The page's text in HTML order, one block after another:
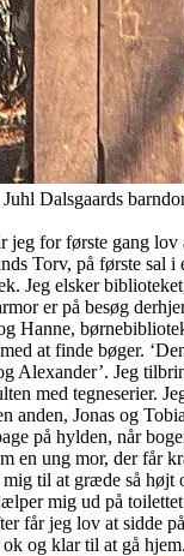
Dalsgaards
jeg for første gang lov
Torv, på første sal i
Jeg elsker
er på besøg
Hanne,
at finde bøger.
Alexander’. Jeg
med tegneserier.
anden, Jonas og
på hylden, når
en ung mor, der får
til at græde så højt
mig ud på
får jeg lov at sidde
og klar til at gå hjem.